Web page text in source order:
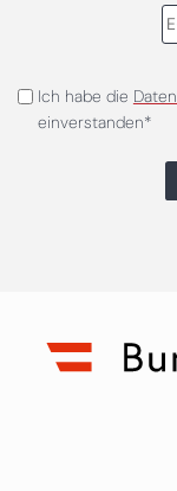
Ich habe die
einverstanden*